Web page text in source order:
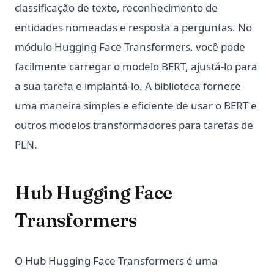
classificação de texto, reconhecimento de
entidades nomeadas e resposta a perguntas. No
módulo Hugging Face Transformers, você pode
facilmente carregar o modelo BERT, ajustá-lo para
a sua tarefa e implantá-lo. A biblioteca fornece
uma maneira simples e eficiente de usar o BERT e
outros modelos transformadores para tarefas de
PLN.
Hub Hugging Face
Transformers
O Hub Hugging Face Transformers é uma